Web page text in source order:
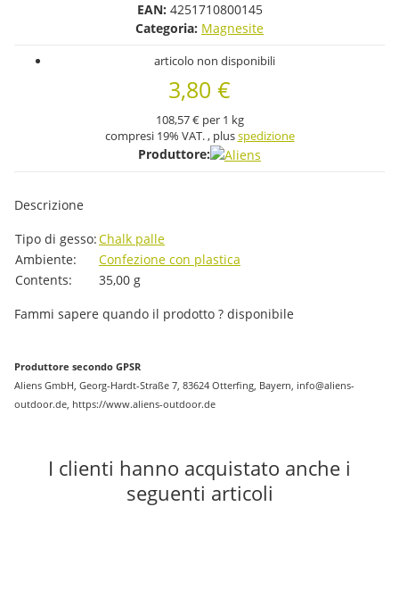
EAN: 4251710800145
Categoria: Magnesite
articolo non disponibili
3,80 €
108,57 € per 1 kg
compresi 19% VAT. , plusspedizione
Produttore:
Descrizione
#productDetails.itemInformation#
#productDetails.itemValue#
Tipo di gesso:Chalk palle
Ambiente:
Confezione con plastica
Contents:
35,00 g
Fammi sapere quando il prodotto ? disponibile
Produttore secondo GPSR
Aliens GmbH, Georg-Hardt-Straße 7, 83624 Otterfing, Bayern, info@aliens-
outdoor.de, https://www.aliens-outdoor.de
I clienti hanno acquistato anche i
seguenti articoli